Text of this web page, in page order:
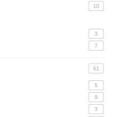
10
3
7
61
5
9
3